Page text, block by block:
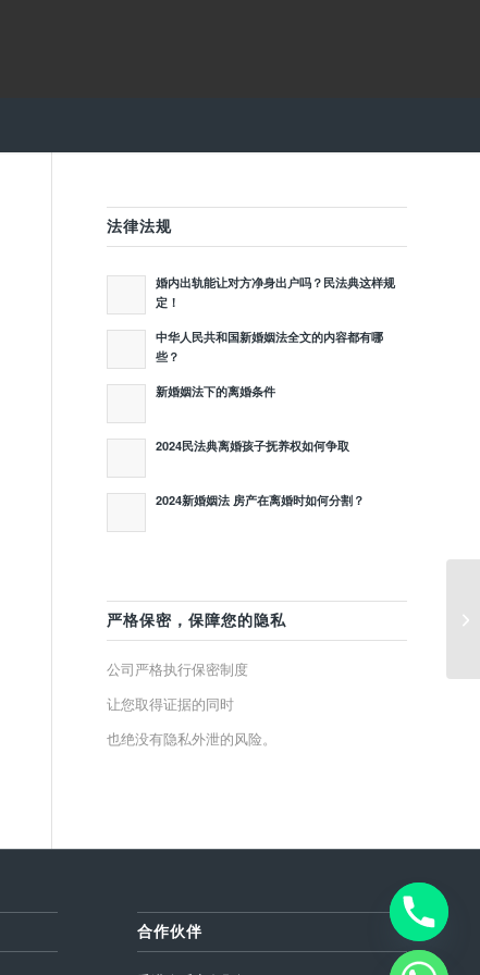
法律法规
婚内出轨能让对方净身出户吗？民法典这样规
定！
中华人民共和国新婚姻法全文的内容都有哪
些？
新婚姻法下的离婚条件
2024民法典离婚孩子抚养权如何争取
2024新婚姻法 房产在离婚时如何分割？
严格保密，保障您的隐私
公司严格执行保密制度
让您取得证据的同时
也绝没有隐私外泄的风险。
合作伙伴